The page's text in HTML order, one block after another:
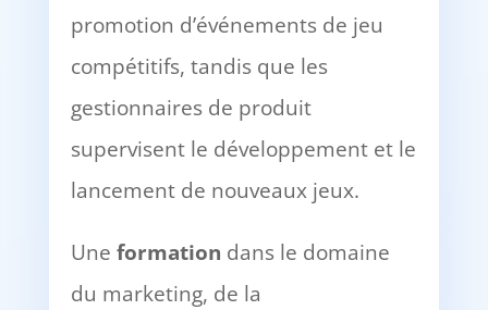
promotion d’événements de jeu
compétitifs, tandis que les
gestionnaires de produit
supervisent le développement et le
lancement de nouveaux jeux.
Une formation dans le domaine
du marketing, de la